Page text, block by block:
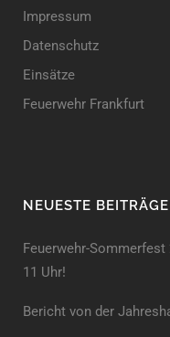
Impressum
Datenschutz
Einsätze
Feuerwehr Frankfurt
NEUESTE BEITRÄGE
Feuerwehr-
11 Uhr!
Bericht von der